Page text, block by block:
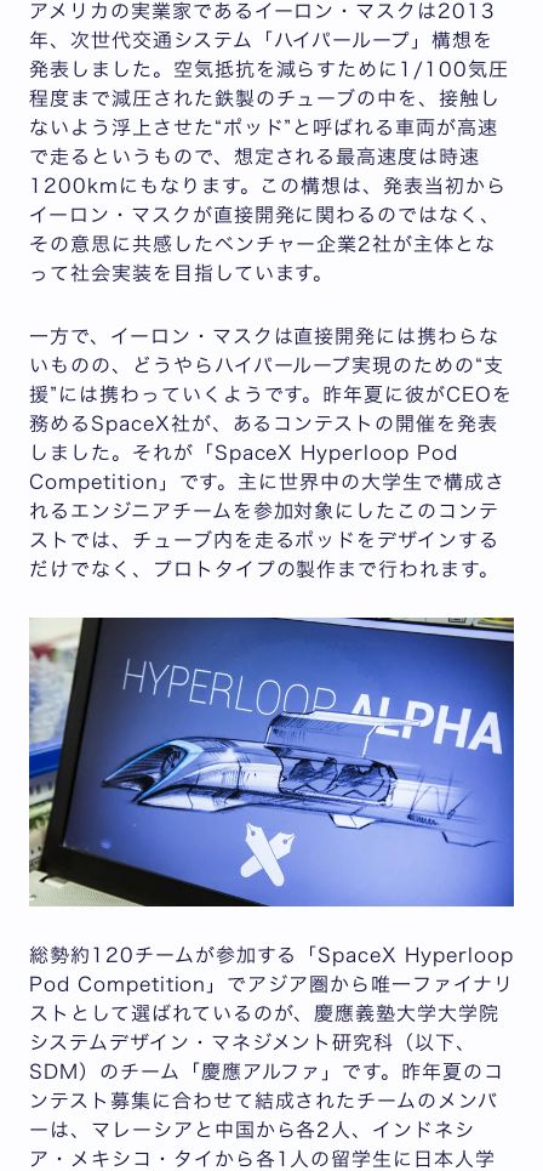
アメリカの実業家であるイーロン・マスクは2013
年、次世代交通システム「ハイパーループ」構想を
発表しました。空気抵抗を減らすために1/100気圧
程度まで減圧された鉄製のチューブの中を、接触し
ないよう浮上させた“ポッド”と呼ばれる車両が高速
で走るというもので、想定される最高速度は時速
1200kmにもなります。この構想は、発表当初から
イーロン・マスクが直接開発に関わるのではなく、
その意思に共感したベンチャー企業2社が主体とな
って社会実装を目指しています。
一方で、イーロン・マスクは直接開発には携わらな
いものの、どうやらハイパーループ実現のための“支
援”には携わっていくようです。昨年夏に彼がCEOを
務めるSpaceX社が、あるコンテストの開催を発表
しました。それが「SpaceX Hyperloop Pod
Competition」です。主に世界中の大学生で構成さ
れるエンジニアチームを参加対象にしたこのコンテ
ストでは、チューブ内を走るポッドをデザインする
だけでなく、プロトタイプの製作まで行われます。
総勢約120チームが参加する「SpaceX Hyperloop
Pod Competition」でアジア圏から唯一ファイナリ
ストとして選ばれているのが、慶應義塾大学大学院
システムデザイン・マネジメント研究科（以下、
SDM）のチーム「慶應アルファ」です。昨年夏のコ
ンテスト募集に合わせて結成されたチームのメンバ
ーは、マレーシアと中国から各2人、インドネシ
ア・メキシコ・タイから各1人の留学生に日本人学